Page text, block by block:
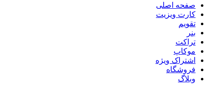
صفحه اصلی
کارت ویزیت
تقویم
بنر
تراکت
موکاپ
اشتراک ویژه
فروشگاه
وبلاگ